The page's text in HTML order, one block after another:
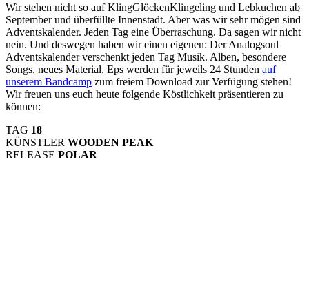
Wir stehen nicht so auf KlingGlöckenKlingeling und Lebkuchen ab
September und überfüllte Innenstadt. Aber was wir sehr mögen sind
Adventskalender. Jeden Tag eine Überraschung. Da sagen wir nicht
nein. Und deswegen haben wir einen eigenen: Der Analogsoul
Adventskalender verschenkt jeden Tag Musik. Alben, besondere
Songs, neues Material, Eps werden für jeweils 24 Stunden auf
unserem Bandcamp zum freiem Download zur Verfügung stehen!
Wir freuen uns euch heute folgende Köstlichkeit präsentieren zu
können:
TAG 18
KÜNSTLER WOODEN PEAK
RELEASE POLAR